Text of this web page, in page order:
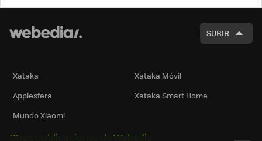
SUBIR
Xataka
Xataka Móvil
Applesfera
Xataka Smart Home
Mundo Xiaomi
Otras publicaciones de Webedia